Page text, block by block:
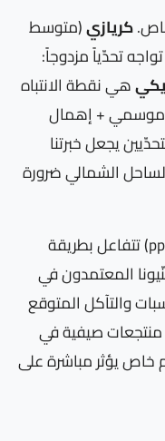
كريازي(متوسط
تحدّياً مزدوجاً:
هي نقطة الانتباه
موسمي + إهمال
يجعل خبرتنا
الشمالي ضرورة
مياه الساحل الشمالي (180-240 ppm) تتفاعل بطريقة
المعتمدون في
والتآكل المتوقع
صيفية في
خاص يؤثر مباشرة على